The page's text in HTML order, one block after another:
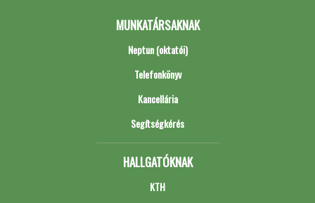
MUNKATÁRSAKNAK
Neptun (oktatói)
Telefonkönyv
Kancellária
Segítségkérés
HALLGATÓKNAK
KTH